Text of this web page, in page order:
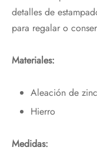
detalles de
para regalar o
Materiales:
Aleación de zinc
Hierro
Medidas: